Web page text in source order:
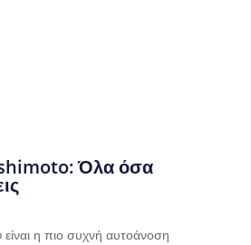
Όλα όσα
η πιο συχνή αυτοάνοση